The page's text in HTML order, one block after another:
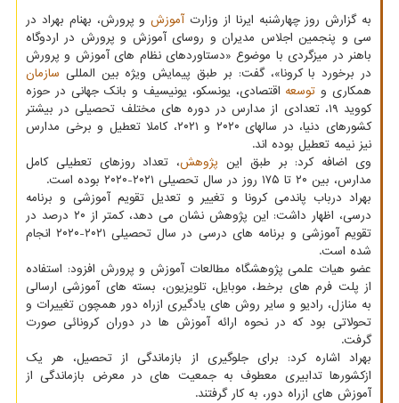
به گزارش روز چهارشنبه ایرنا از وزارتآموزشو پرورش، بهنام بهراد در
سی و پنجمین اجلاس مدیران و روسای آموزش و پرورش در اردوگاه
باهنر در میزگردی با موضوع «دستاوردهای نظام های آموزش و پرورش
در برخورد با کرونا»، گفت: بر طبق پیمایش ویژه بین المللی سازمان
همکاری و توسعه اقتصادی، یونسکو، یونیسیف و بانک جهانی در حوزه
کووید ۱۹، تعدادی از مدارس در دوره های مختلف تحصیلی در بیشتر
کشورهای دنیا، در سالهای ۲۰۲۰ و ۲۰۲۱، کاملا تعطیل و برخی مدارس
نیز نیمه تعطیل بوده اند.
وی اضافه کرد: بر طبق این پژوهش، تعداد روزهای تعطیلی کامل
مدارس، بین ۲۰ تا ۱۷۵ روز در سال تحصیلی ۲۰۲۱-۲۰۲۰ بوده است.
بهراد درباب پاندمی کرونا و تغییر و تعدیل تقویم آموزشی و برنامه
درسی، اظهار داشت: این پژوهش نشان می دهد، کمتر از ۲۰ درصد در
تقویم آموزشی و برنامه های درسی در سال تحصیلی ۲۰۲۱-۲۰۲۰ انجام
شده است.
عضو هیات علمی پژوهشگاه مطالعات آموزش و پرورش افزود: استفاده
از پلت فرم های برخط، موبایل، تلویزیون، بسته های آموزشی ارسالی
به منازل، رادیو و سایر روش های یادگیری ازراه دور همچون تغییرات و
تحولاتی بود که در نحوه ارائه آموزش ها در دوران کرونائی صورت
گرفت.
بهراد اشاره کرد: برای جلوگیری از بازماندگی از تحصیل، هر یک
ازکشورها تدابیری معطوف به جمعیت های در معرض بازماندگی از
آموزش های ازراه دور، به کار گرفتند.